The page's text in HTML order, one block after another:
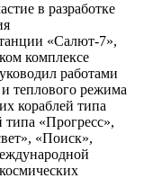
в разработке
«Салют-7»,
комплексе
работами
теплового режима
кораблей типа
типа «Прогресс»,
«Поиск»,